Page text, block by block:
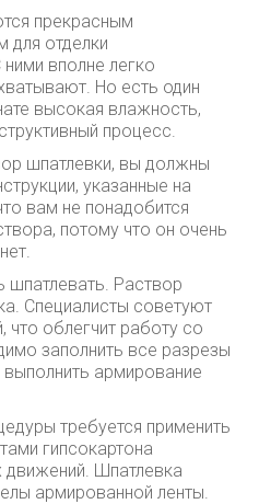
прекрасным
для отделки
вполне легко
Но есть один
высокая влажность,
процесс.
шпатлевки, вы должны
указанные на
вам не понадобится
потому что он очень
Раствор
Специалисты советуют
что облегчит работу со
заполнить все разрезы
армирование
требуется применить
гипсокартона
Шпатлевка
армированной ленты.